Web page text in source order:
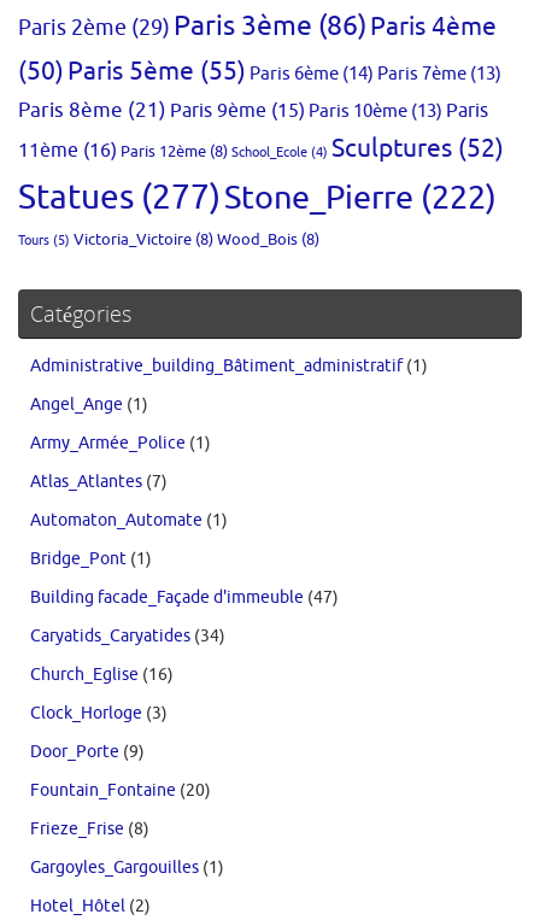
Paris 2ème (29) Paris 3ème (86)Paris 4ème
(50)Paris 5ème (55) Paris 6ème (14) Paris 7ème (13)
Paris 8ème (21) Paris 9ème (15) Paris 10ème (13) Paris
11ème (16) Paris 12ème (8) School_Ecole (4) Sculptures (52)
Statues (277)Stone_Pierre (222)
Tours (5) Victoria_Victoire (8)Wood_Bois (8)
Catégories
Administrative_building_Bâtiment_administratif(1)
Angel_Ange (1)
Army_Armée_Police (1)
Atlas_Atlantes (7)
Automaton_Automate (1)
Bridge_Pont (1)
Building facade_Façade d'immeuble (47)
Caryatids_Caryatides (34)
Church_Eglise (16)
Clock_Horloge (3)
Door_Porte (9)
Fountain_Fontaine (20)
Frieze_Frise (8)
Gargoyles_Gargouilles (1)
Hotel_Hôtel (2)